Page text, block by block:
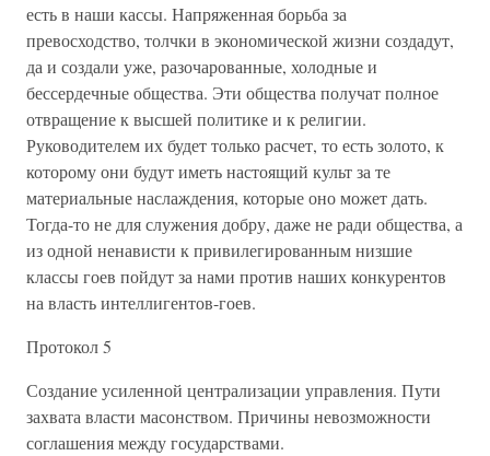
есть в наши кассы. Напряженная борьба за
превосходство, толчки в экономической жизни создадут,
да и создали уже, разочарованные, холодные и
бессердечные общества. Эти общества получат полное
отвращение к высшей политике и к религии.
Руководителем их будет только расчет, то есть золото, к
которому они будут иметь настоящий культ за те
материальные наслаждения, которые оно может дать.
Тогда-то не для служения добру, даже не ради общества, а
из одной ненависти к привилегированным низшие
классы гоев пойдут за нами против наших конкурентов
на власть интеллигентов-гоев.
Протокол 5
Создание усиленной централизации управления. Пути
захвата власти масонством. Причины невозможности
соглашения между государствами.